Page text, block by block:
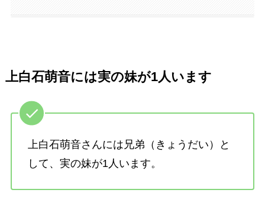
上白石萌音には実の妹が1人います
上白石萌音さんには兄弟（きょうだい）と
して、実の妹が1人います。